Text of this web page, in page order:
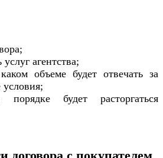
услуг агентства;
объеме будет отвечать за
будет расторгаться